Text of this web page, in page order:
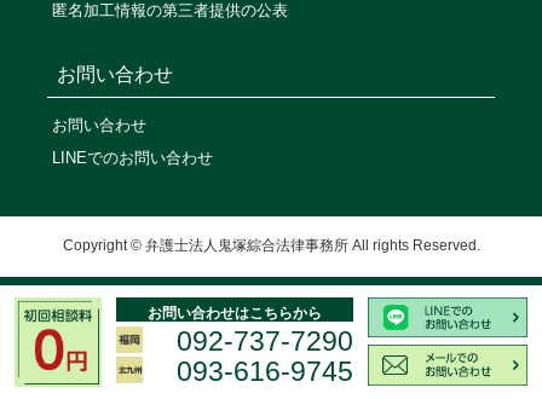
匿名加工情報の第三者提供の公表
お問い合わせ
お問い合わせ
LINEでのお問い合わせ
Copyright © 弁護士法人鬼塚綜合法律事務所 All rights Reserved.
お問い合わせはこちらから
092-737-7290
093-616-9745